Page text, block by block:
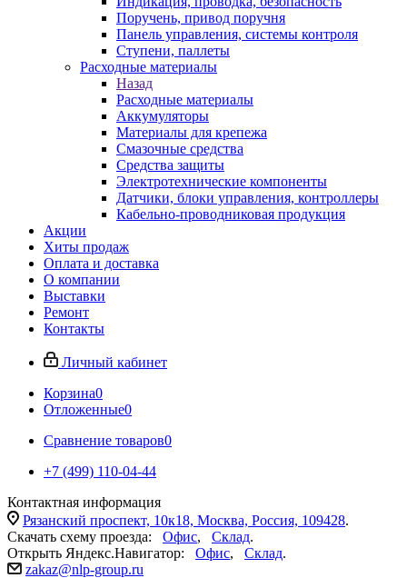
Поручень, привод поручня
Панель управления, системы контроля
Ступени, паллеты
Расходные материалы
Назад
Расходные материалы
Аккумуляторы
Материалы для крепежа
Смазочные средства
Средства защиты
Электротехнические компоненты
Датчики, блоки управления, контроллеры
Кабельно-проводниковая продукция
Акции
Хиты продаж
Оплата и доставка
О компании
Выставки
Ремонт
Контакты
Личный кабинет
Корзина0
Отложенные0
Сравнение товаров0
+7 (499) 110-04-44
Контактная информация
Рязанский проспект, 10к18, Москва, Россия, 109428.
Скачать схему проезда: Офис, Склад.
Открыть Яндекс.Навигатор: Офис, Склад.
zakaz@nlp-group.ru